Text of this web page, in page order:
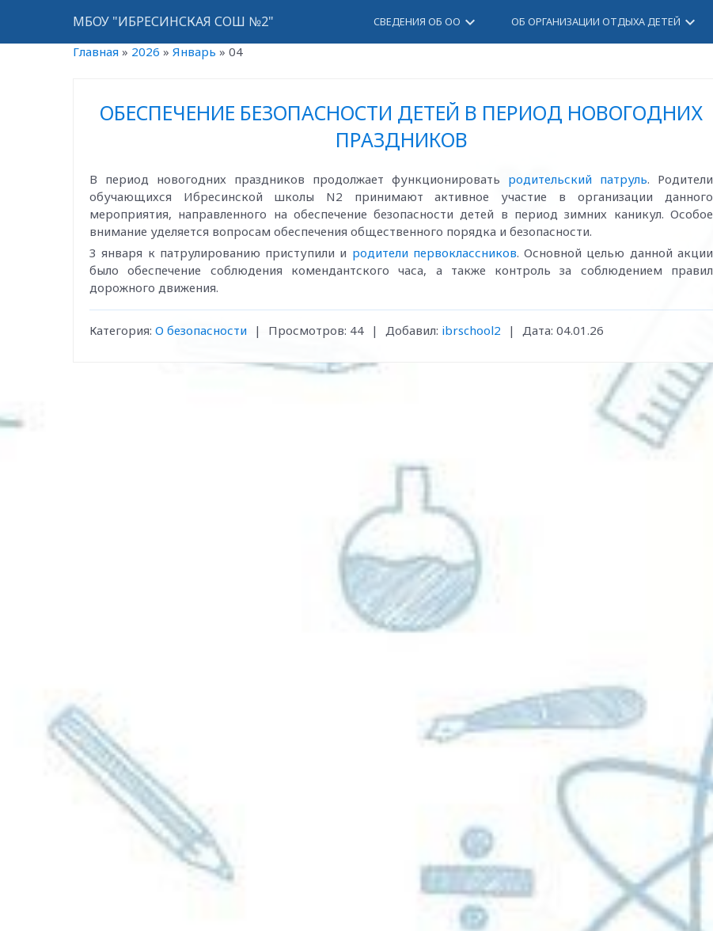
МБОУ "ИБРЕСИНСКАЯ СОШ №2" СВЕДЕНИЯ ОБ ОО keyboard_arrow_down ОБ ОРГАНИЗАЦИИ ОТДЫХА ДЕТЕЙ keyboard_arrow_down
Главная » 2026 » Январь » 04
ОБЕСПЕЧЕНИЕ БЕЗОПАСНОСТИ ДЕТЕЙ В ПЕРИОД НОВОГОДНИХ
ПРАЗДНИКОВ
В период новогодних праздников продолжает функционировать родительский патруль. Родители
обучающихся Ибресинской школы N2 принимают активное участие в организации данного
мероприятия, направленного на обеспечение безопасности детей в период зимних каникул. Особое
внимание уделяется вопросам обеспечения общественного порядка и безопасности.
3 января к патрулированию приступили и родители первоклассников. Основной целью данной акции
было обеспечение соблюдения комендантского часа, а также контроль за соблюдением правил
дорожного движения.
Категория: О безопасности | Просмотров: 44 | Добавил: ibrschool2 | Дата: 04.01.26